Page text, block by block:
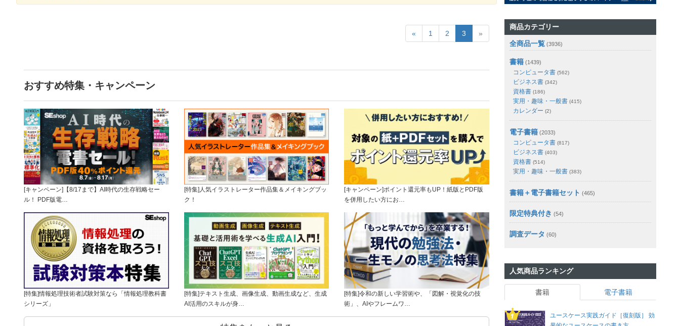
« 1 2 3 »
おすすめ特集・キャンペーン
[キャンペーン]【8/17まで】AI時代の生存戦略セー
ル！ PDF版電…
[特集]人気イラストレーター作品集＆メイキングブッ
ク！
[キャンペーン]ポイント還元率もUP！紙版とPDF版
を併用したい方にお…
[特集]情報処理技術者試験対策なら「情報処理教科書
シリーズ」
[特集]テキスト生成、画像生成、動画生成など、生成
AI活用のスキルが身…
[特集]令和の新しい学習術や、「図解・視覚化の技
術」、AIやフレームワ…
商品カテゴリー
全商品一覧 (3936)
書籍 (1439)
コンピュータ書 (562)
ビジネス書 (342)
資格書 (186)
実用・趣味・一般書 (415)
カレンダー (2)
電子書籍 (2033)
コンピュータ書 (817)
ビジネス書 (403)
資格書 (514)
実用・趣味・一般書 (383)
書籍＋電子書籍セット (465)
限定特典付き (54)
調査データ (60)
人気商品ランキング
書籍 電子書籍
ユースケース実践ガイド［復刻版］ 効